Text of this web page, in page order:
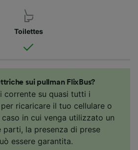
Toilettes
sui pullman FlixBus?
corrente su quasi tutti i
ricaricare il tuo cellulare o
in cui venga utilizzato un
parti, la presenza di prese
essere garantita.